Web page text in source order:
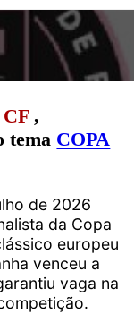
CF,
tema COPA
de 2026
da Copa
europeu
venceu a
vaga na